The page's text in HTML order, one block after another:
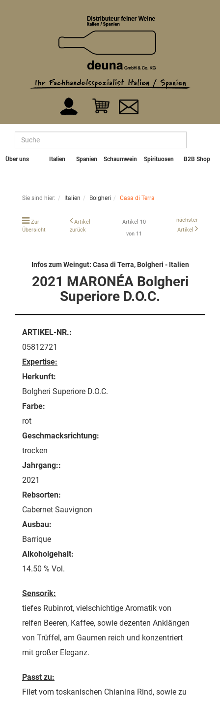
Über uns Italien Spanien Schaumwein Spirituosen B2B Shop
Sie sind hier: Italien Bolgheri Casa di Terra
Zur
Übersicht
Artikel
zurück
Artikel 10
von 11
nächster
Artikel
Infos zum Weingut: Casa di Terra, Bolgheri - Italien
2021 MARONÉA Bolgheri
Superiore D.O.C.
ARTIKEL-NR.:
05812721
Expertise:
Herkunft:
Bolgheri Superiore D.O.C.
Farbe:
rot
Geschmacksrichtung:
trocken
Jahrgang::
2021
Rebsorten:
Cabernet Sauvignon
Ausbau:
Barrique
Alkoholgehalt:
14.50 % Vol.
Sensorik:
tiefes Rubinrot, vielschichtige Aromatik von
reifen Beeren, Kaffee, sowie dezenten Anklängen
von Trüffel, am Gaumen reich und konzentriert
mit großer Eleganz.
Passt zu:
Filet vom toskanischen Chianina Rind, sowie zu